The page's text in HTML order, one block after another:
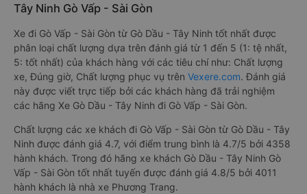
Tây Ninh Gò Vấp - Sài Gòn
Xe đi Gò Vấp - Sài Gòn từ Gò Dầu - Tây Ninh tốt nhất được
phân loại chất lượng dựa trên đánh giá từ 1 đến 5 (1: tệ nhất,
5: tốt nhất) của khách hàng với các tiêu chí như: Chất lượng
xe, Đúng giờ, Chất lượng phục vụ trên Vexere.com. Đánh giá
này được viết trực tiếp bởi các khách hàng đã trải nghiệm
các hãng Xe Gò Dầu - Tây Ninh đi Gò Vấp - Sài Gòn.
Chất lượng các xe khách đi Gò Vấp - Sài Gòn từ Gò Dầu - Tây
Ninh được đánh giá 4.7, với điểm trung bình là 4.7/5 bởi 4358
hành khách. Trong đó hãng xe khách Gò Dầu - Tây Ninh Gò
Vấp - Sài Gòn tốt nhất tuyến được đánh giá 4.8/5 bởi 4011
hành khách là nhà xe Phương Trang.